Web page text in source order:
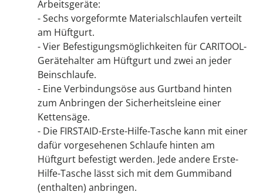
Arbeitsgeräte:
- Sechs vorgeformte Materialschlaufen verteilt
am Hüftgurt.
- Vier Befestigungsmöglichkeiten für CARITOOL-
Gerätehalter am Hüftgurt und zwei an jeder
Beinschlaufe.
- Eine Verbindungsöse aus Gurtband hinten
zum Anbringen der Sicherheitsleine einer
Kettensäge.
- Die FIRSTAID-Erste-Hilfe-Tasche kann mit einer
dafür vorgesehenen Schlaufe hinten am
Hüftgurt befestigt werden. Jede andere Erste-
Hilfe-Tasche lässt sich mit dem Gummiband
(enthalten) anbringen.